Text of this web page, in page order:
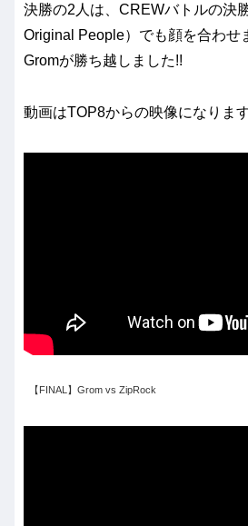
決勝の2人は、CREWバトルの決
Original People）でも顔を合わせ
Gromが勝ち越しました!!
動画はTOP8からの映像になります
【FINAL】Grom vs ZipRock